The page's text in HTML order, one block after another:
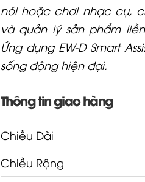
nói hoặc chơi nhạc cụ,
và quản lý sản phẩm
Ứng dụng EW-D Smart
sống động hiện đại.
Thông tin giao hàng
Chiều Dài
Chiều Rộng